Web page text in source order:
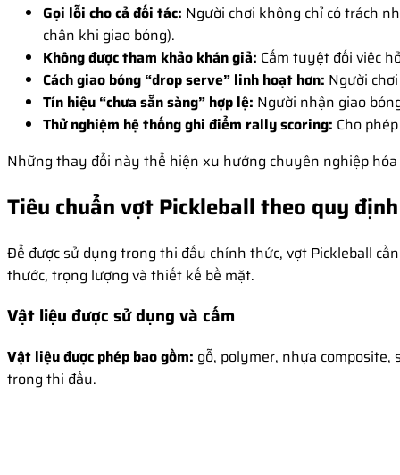
Gọi lỗi cho cả đối tác: Người chơi không chỉ có trách
chân khi giao bóng).
Không được tham khảo khán giả: Cấm tuyệt đối việc
Cách giao bóng “drop serve” linh hoạt hơn: Người
Tín hiệu “chưa sẵn sàng” hợp lệ: Người nhận giao
Thử nghiệm hệ thống ghi điểm rally scoring: Cho
Những thay đổi này thể hiện xu hướng chuyên nghiệp
Tiêu chuẩn vợt Pickleball theo quy
Để được sử dụng trong thi đấu chính thức, vợt Pickleball
thước, trọng lượng và thiết kế bề mặt.
Vật liệu được sử dụng và cấm
Vật liệu được phép bao gồm: gỗ, polymer, nhựa
trong thi đấu.